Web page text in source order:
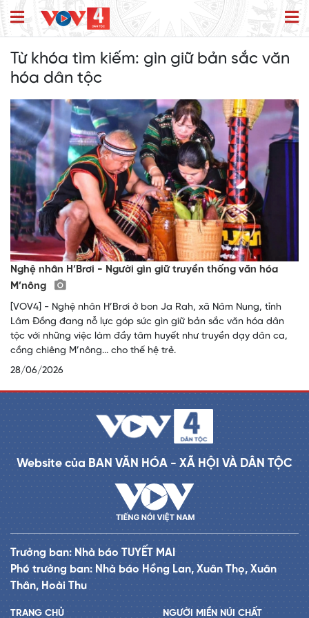
Từ khóa tìm kiếm: gìn giữ bản sắc văn
hóa dân tộc
Nghệ nhân H’Brơi - Người gìn giữ truyền thống văn hóa
M’nông
[VOV4] - Nghệ nhân H’Brơi ở bon Ja Rah, xã Nâm Nung, tỉnh
Lâm Đồng đang nỗ lực góp sức gìn giữ bản sắc văn hóa dân
tộc với những việc làm đầy tâm huyết như truyền dạy dân ca,
cồng chiêng M’nông... cho thế hệ trẻ.
28/06/2026
Website của BAN VĂN HÓA - XÃ HỘI VÀ DÂN TỘC
Trưởng ban: Nhà báo TUYẾT MAI
Phó trưởng ban: Nhà báo Hồng Lan, Xuân Thọ, Xuân
Thân, Hoài Thu
TRANG CHỦ NGƯỜI MIỀN NÚI CHẤT